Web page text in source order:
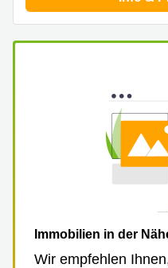
Basel
Bern
Aeschengraben
Zugerstrasse
Immobilien in der
Wir empfehlen